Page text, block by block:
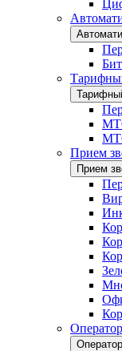
Прием
Прием